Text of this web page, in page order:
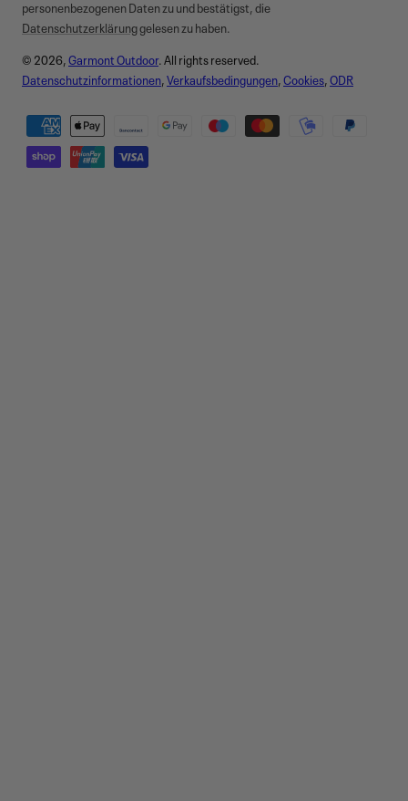
personenbezogenen Daten zu und bestätigst, die
Datenschutzerklärunggelesen zu haben.
© 2026,Garmont Outdoor. All rights reserved.
Datenschutzinformationen,Verkaufsbedingungen,Cookies,ODR
Zahlungsmethoden